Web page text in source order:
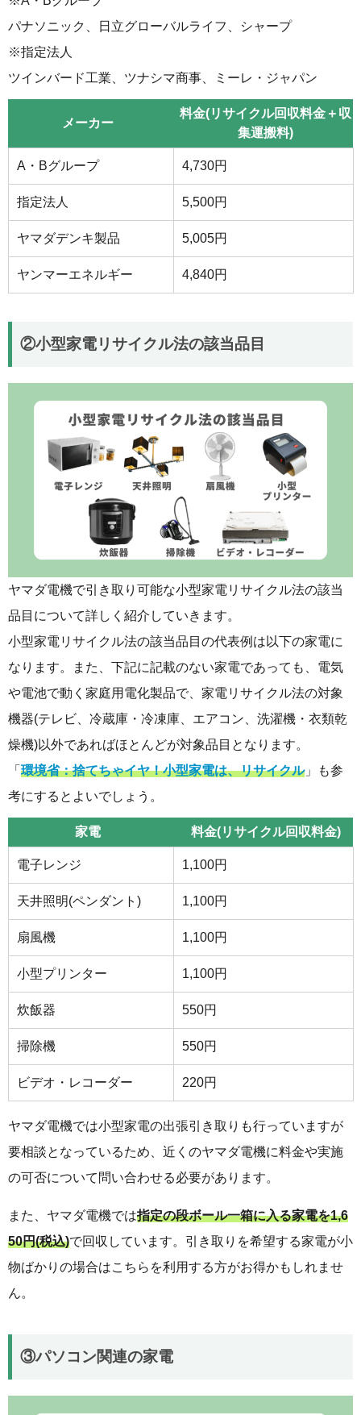
パナソニック、日立グローバルライフ、シャープ
※指定法人
ツインバード工業、ツナシマ商事、ミーレ・ジャパン
メーカー
料金(リサイクル回収料金＋収
集運搬料)
A・Bグループ 4,730円
指定法人 5,500円
ヤマダデンキ製品 5,005円
ヤンマーエネルギー 4,840円
②小型家電リサイクル法の該当品目
ヤマダ電機で引き取り可能な小型家電リサイクル法の該当
品目について詳しく紹介していきます。
小型家電リサイクル法の該当品目の代表例は以下の家電に
なります。また、下記に記載のない家電であっても、電気
や電池で動く家庭用電化製品で、家電リサイクル法の対象
機器(テレビ、冷蔵庫・冷凍庫、エアコン、洗濯機・衣類乾
燥機)以外であればほとんどが対象品目となります。
「 環境省：捨てちゃイヤ！小型家電は、リサイクル」も参
考にするとよいでしょう。
家電 料金(リサイクル回収料金)
電子レンジ 1,100円
天井照明(ペンダント) 1,100円
扇風機 1,100円
小型プリンター 1,100円
炊飯器 550円
掃除機 550円
ビデオ・レコーダー 220円
ヤマダ電機では小型家電の出張引き取りも行っていますが
要相談となっているため、近くのヤマダ電機に料金や実施
の可否について問い合わせる必要があります。
また、ヤマダ電機では指定の段ボール一箱に入る家電を1,6
50円(税込)で回収しています。引き取りを希望する家電が小
物ばかりの場合はこちらを利用する方がお得かもしれませ
ん。
③パソコン関連の家電